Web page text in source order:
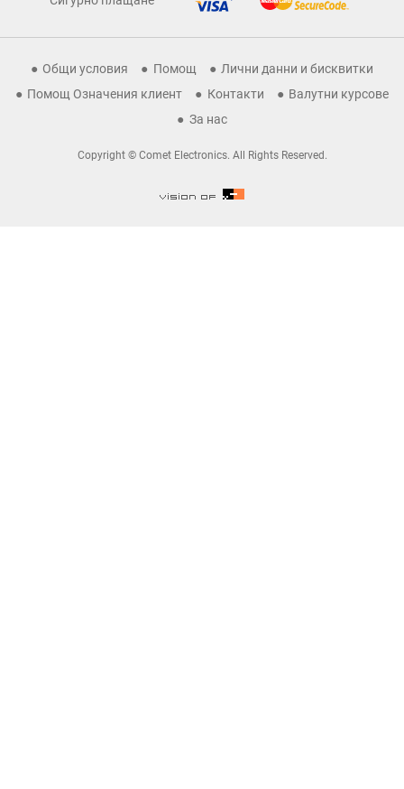
Общи условия Помощ
Лични данни и бисквитки
Помощ Означения клиент
Контакти
Валутни курсове
За нас
Copyright © Comet Electronics. All Rights Reserved.